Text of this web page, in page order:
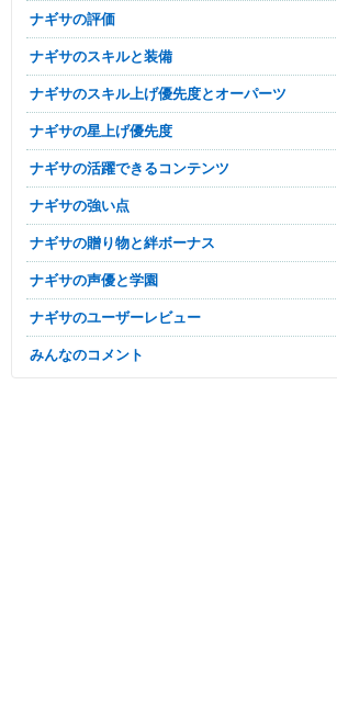
ナギサの評価
ナギサのスキルと装備
ナギサのスキル上げ優先度とオーパーツ
ナギサの星上げ優先度
ナギサの活躍できるコンテンツ
ナギサの強い点
ナギサの贈り物と絆ボーナス
ナギサの声優と学園
ナギサのユーザーレビュー
みんなのコメント